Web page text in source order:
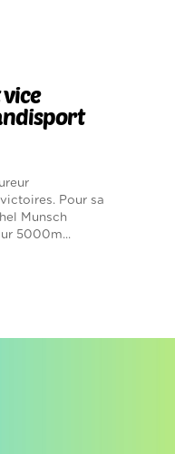
Pour sa
Munsch
5000m...